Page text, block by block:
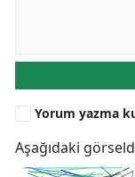
Yorum yazma
Aşağıdaki